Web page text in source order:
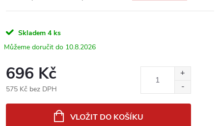
Skladem 4 ks
10.8.2026
696 Kč
575 Kč bez DPH
VLOŽIT DO KOŠÍKU